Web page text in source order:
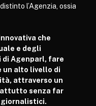
l’Agenzia, ossia
che
e degli
di Agenparl, fare
un alto livello di
attraverso un
senza far
giornalistici.